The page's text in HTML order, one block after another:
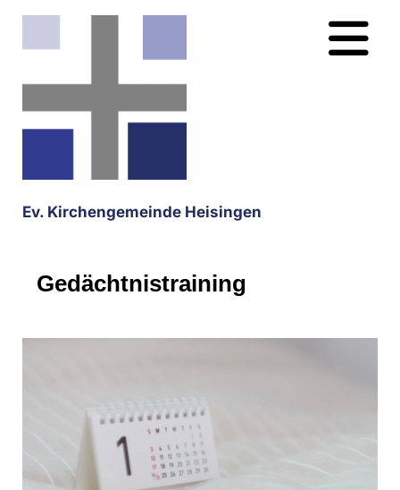
Ev. Kirchengemeinde Heisingen
Gedächtnistraining